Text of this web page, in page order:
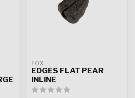
FOX
EDGES FLAT PEAR
INLINE